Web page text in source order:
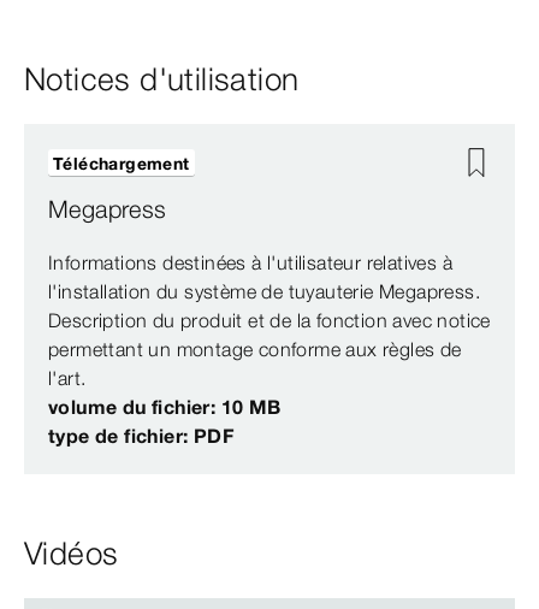
Notices d'utilisation
Megapress
Informations destinées à l'utilisateur relatives à
l'installation du système de tuyauterie Megapress.
Description du produit et de la fonction avec notice
permettant un montage conforme aux règles de
l'art.
volume du fichier: 10 MB
type de fichier: PDF
Téléchargement
Vidéos